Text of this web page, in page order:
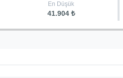
En Düşük
41.904 ₺